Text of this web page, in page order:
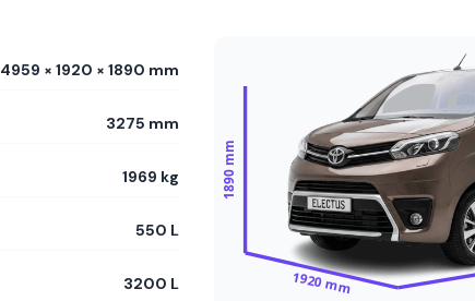
4959 × 1920 × 1890 mm
3275 mm
1969 kg
550 L
3200 L
1890 mm
1920 mm